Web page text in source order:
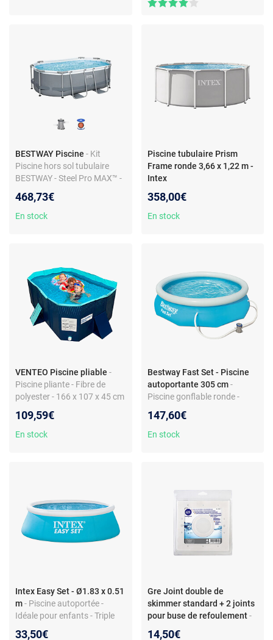
BESTWAY Piscine - Kit
Piscine hors sol tubulaire
BESTWAY - Steel Pro MAX™ -
(Livrée avec filtre a
cartouche et 1 cart)
468,73€
En stock
Piscine tubulaire Prism
Frame ronde 3,66 x 1,22 m -
Intex
358,00€
En stock
VENTEO Piscine pliable -
Piscine pliante - Fibre de
polyester - 166 x 107 x 45 cm
109,59€
En stock
Bestway Fast Set - Piscine
autoportante 305 cm -
Piscine gonflable ronde -
800 L - Filtration à cartouche
incluse
147,60€
En stock
Intex Easy Set - Ø1.83 x 0.51
m- Piscine autoportée -
Idéale pour enfants - Triple
33,50€
Gre Joint double de
skimmer standard + 2 joints
pour buse de refoulement-
14,50€